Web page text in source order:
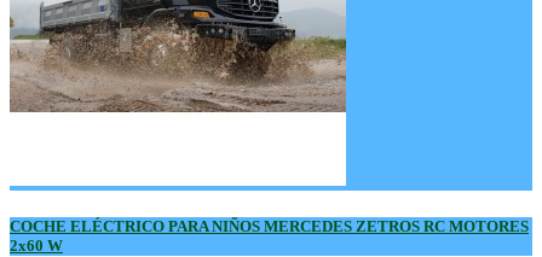
COCHE ELÉCTRICO PARA NIÑOS MERCEDES ZETROS RC MOTORES
2x60 W